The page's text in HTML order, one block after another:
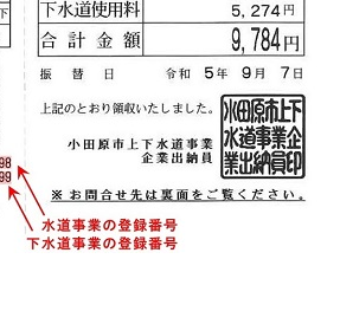
市立総合医療センター
患者サポートセンター
病院管理局：経営管理課